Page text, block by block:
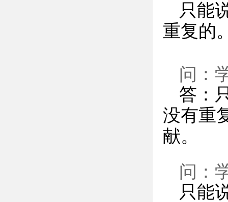
只能
重复的
问：
答：
没有重
献。
问：
只能